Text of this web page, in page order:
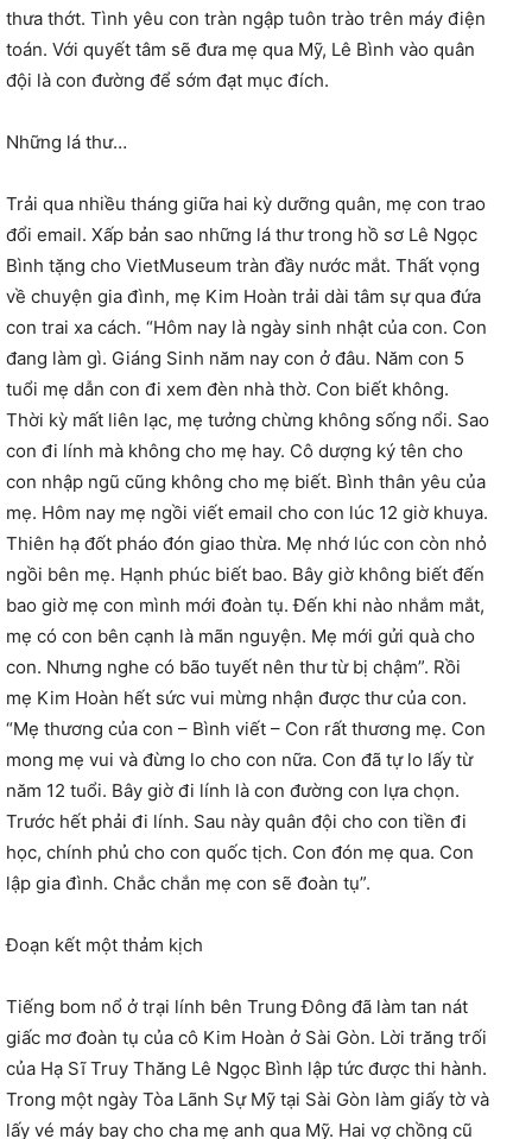
thưa thớt. Tình yêu con tràn ngập tuôn trào trên máy điện
toán. Với quyết tâm sẽ đưa mẹ qua Mỹ, Lê Bình vào quân
đội là con đường để sớm đạt mục đích.
Những lá thư…
Trải qua nhiều tháng giữa hai kỳ dưỡng quân, mẹ con trao
đổi email. Xấp bản sao những lá thư trong hồ sơ Lê Ngọc
Bình tặng cho VietMuseum tràn đầy nước mắt. Thất vọng
về chuyện gia đình, mẹ Kim Hoàn trải dài tâm sự qua đứa
con trai xa cách. “Hôm nay là ngày sinh nhật của con. Con
đang làm gì. Giáng Sinh năm nay con ở đâu. Năm con 5
tuổi mẹ dẫn con đi xem đèn nhà thờ. Con biết không.
Thời kỳ mất liên lạc, mẹ tưởng chừng không sống nổi. Sao
con đi lính mà không cho mẹ hay. Cô dượng ký tên cho
con nhập ngũ cũng không cho mẹ biết. Bình thân yêu của
mẹ. Hôm nay mẹ ngồi viết email cho con lúc 12 giờ khuya.
Thiên hạ đốt pháo đón giao thừa. Mẹ nhớ lúc con còn nhỏ
ngồi bên mẹ. Hạnh phúc biết bao. Bây giờ không biết đến
bao giờ mẹ con mình mới đoàn tụ. Đến khi nào nhắm mắt,
mẹ có con bên cạnh là mãn nguyện. Mẹ mới gửi quà cho
con. Nhưng nghe có bão tuyết nên thư từ bị chậm”. Rồi
mẹ Kim Hoàn hết sức vui mừng nhận được thư của con.
“Mẹ thương của con – Bình viết – Con rất thương mẹ. Con
mong mẹ vui và đừng lo cho con nữa. Con đã tự lo lấy từ
năm 12 tuổi. Bây giờ đi lính là con đường con lựa chọn.
Trước hết phải đi lính. Sau này quân đội cho con tiền đi
học, chính phủ cho con quốc tịch. Con đón mẹ qua. Con
lập gia đình. Chắc chắn mẹ con sẽ đoàn tụ”.
Đoạn kết một thảm kịch
Tiếng bom nổ ở trại lính bên Trung Đông đã làm tan nát
giấc mơ đoàn tụ của cô Kim Hoàn ở Sài Gòn. Lời trăng trối
của Hạ Sĩ Truy Thăng Lê Ngọc Bình lập tức được thi hành.
Trong một ngày Tòa Lãnh Sự Mỹ tại Sài Gòn làm giấy tờ và
lấy vé máy bay cho cha mẹ anh qua Mỹ. Hai vợ chồng cũ